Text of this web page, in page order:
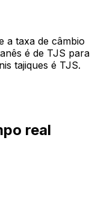
a taxa de câmbio
é de TJS para
tajiques é TJS.
real